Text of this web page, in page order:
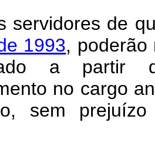
de
1993, poderão
a partir
no cargo
sem